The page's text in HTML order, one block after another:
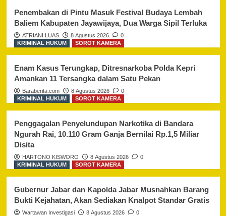
Penembakan di Pintu Masuk Festival Budaya Lembah
Baliem Kabupaten Jayawijaya, Dua Warga Sipil Terluka
ATRIANI LUAS 8 Agustus 2026
0
KRIMINAL HUKUM
SOROT KAMERA
Enam Kasus Terungkap, Ditresnarkoba Polda Kepri
Amankan 11 Tersangka dalam Satu Pekan
Baraberita.com 8 Agustus 2026
0
KRIMINAL HUKUM
SOROT KAMERA
Penggagalan Penyelundupan Narkotika di Bandara
Ngurah Rai, 10.110 Gram Ganja Bernilai Rp.1,5 Miliar
Disita
HARTONO KISWORO 8 Agustus 2026
0
KRIMINAL HUKUM
SOROT KAMERA
Gubernur Jabar dan Kapolda Jabar Musnahkan Barang
Bukti Kejahatan, Akan Sediakan Knalpot Standar Gratis
Wartawan Investigasi 8 Agustus 2026 0